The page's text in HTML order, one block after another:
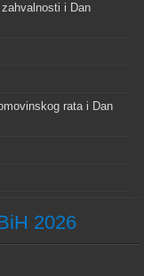
i Dan
rata i Dan
2026